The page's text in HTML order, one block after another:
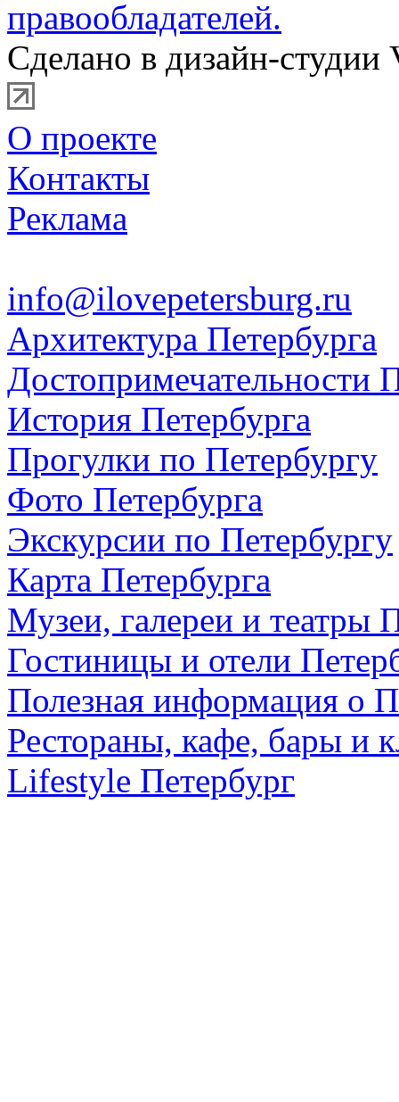
правообладателей.
Сделано в дизайн-студии
О проекте
Контакты
Реклама
info@ilovepetersburg.ru
Архитектура Петербурга
Достопримечательности
История Петербурга
Прогулки по Петербургу
Фото Петербурга
Экскурсии по Петербургу
Карта Петербурга
Музеи, галереи и театры
Гостиницы и отели
Полезная информация о
Рестораны, кафе, бары и
Lifestyle Петербург